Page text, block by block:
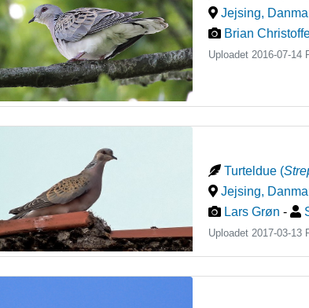
Jejsing,
Brian
Uploadet 2016-07-14
Turteldue (
Jejsing,
Lars Grøn -
Uploadet 2017-03-13